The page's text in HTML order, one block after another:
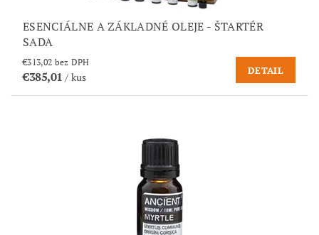
ESENCIÁLNE A ZÁKLADNÉ OLEJE - ŠTARTÉR
SADA
€313,02 bez DPH
€385,01/ kus
DETAIL